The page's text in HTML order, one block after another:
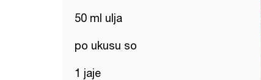
50 ml ulja
po ukusu so
1 jaje